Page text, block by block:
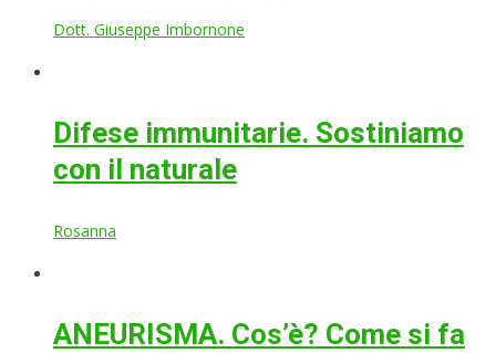
Dott. Giuseppe Imbornone
Difese immunitarie. Sostiniamo
con il naturale
Rosanna
ANEURISMA. Cos’è? Come si fa